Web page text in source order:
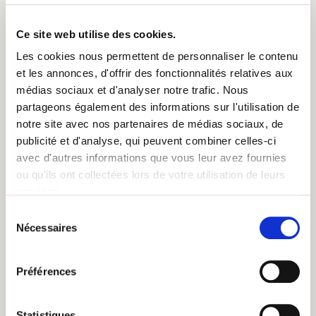
Ce site web utilise des cookies.
Les cookies nous permettent de personnaliser le contenu
et les annonces, d'offrir des fonctionnalités relatives aux
médias sociaux et d'analyser notre trafic. Nous
partageons également des informations sur l'utilisation de
notre site avec nos partenaires de médias sociaux, de
publicité et d'analyse, qui peuvent combiner celles-ci
avec d'autres informations que vous leur avez fournies
ou qu'ils ont collectées lors de votre utilisation de leurs
Nécessaires
Préférences
et retirer les sachets.
Laisser macérer au moins 2 heures au réfrigérateur puis ôter le
thym.
Servir frais et boire dans la journée.
iii/ le gourmand : la recette de thé
vert à la framboise et au basilic
petits comme aux grands et on vous conseille vivement de
préparer plusieurs carafes par jour, puisqu’elles ont tendance à se